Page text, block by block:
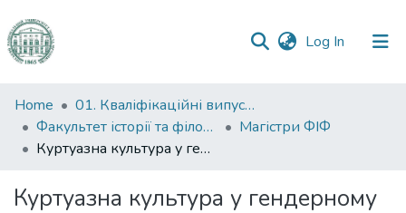
Log In (current)
Communities
&
Collections
Home
01. Кваліфікаційні випускні роботи здобувачів вищої освіти
Факультет історії та філософії
Магістри ФІФ
Куртуазна культура у гендерному вимірі: творчість жінок- трубадурів
Куртуазна культура у гендерному